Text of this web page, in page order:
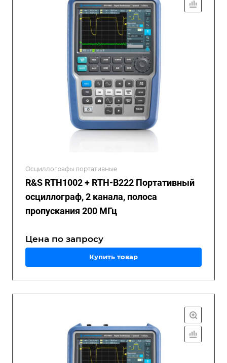
Осциллографы портативные
R&S RTH1002 + RTH-B222 Портативный
осциллограф, 2 канала, полоса
пропускания 200 МГц
Цена по запросу
Купить товар